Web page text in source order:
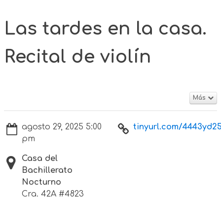
Las tardes en la casa.
Recital de violín
Más
agosto 29, 2025 5:00
pm
Casa del
Bachillerato
Nocturno
Cra. 42A #4823
tinyurl.com/